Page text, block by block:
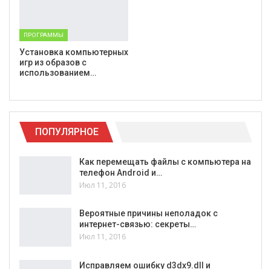
ПРОГРАММЫ
Установка компьютерных
игр из образов с
использованием…
ПОПУЛЯРНОЕ
Как перемещать файлы с компьютера на
телефон Android и…
Июл 11, 2016
Вероятные причины неполадок с
интернет-связью: секреты…
Июл 11, 2016
Исправляем ошибку d3dx9.dll и